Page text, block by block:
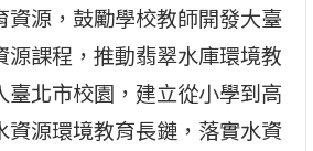
資源，鼓勵學校教師開發大臺
源課程，推動翡翠水庫環境教
臺北市校園，建立從小學到高
資源環境教育長鏈，落實水資